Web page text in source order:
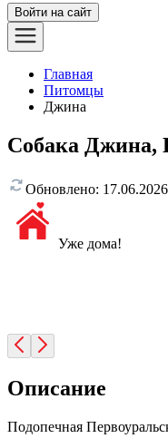
Войти на сайт
Главная
Питомцы
Джина
Собака Джина,
Обновлено: 17.06.2026
Уже дома!
Описание
Подопечная